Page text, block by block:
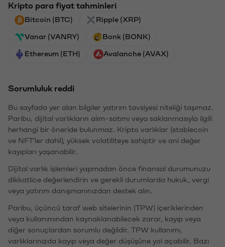
Kripto para fiyat tahminleri
Bitcoin (BTC) Ripple (XRP)
Vanar (VANRY) Bonk (BONK)
Ethereum (ETH) Avalanche (AVAX)
Sorumluluk reddi
Bu sayfada yer alan bilgiler yatırım tavsiyesi niteliği taşımaz.
Paribu, dijital varlıkların alım-satımı veya saklanmasıyla ilgili
herhangi bir öneride bulunmaz. Kripto varlıklar (stablecoin
ve NFT'ler dahil), yüksek volatiliteye sahiptir ve ani değer
kayıpları yaşanabilir.
Dijital varlık işlemleri yapmadan önce finansal durumunuzu
dikkatlice değerlendirin ve gerekli durumlarda hukuk, vergi
veya yatırım danışmanınızdan destek alın.
Paribu, üçüncü taraf web sitelerinin (TPW) içeriklerinden
veya kullanımından kaynaklanabilecek zarar, kayıp veya
diğer sonuçlardan sorumlu değildir. TPW kullanımı,
varlıklarınızda kayıp veya değer düşüşüne yol açabilir. Bazı